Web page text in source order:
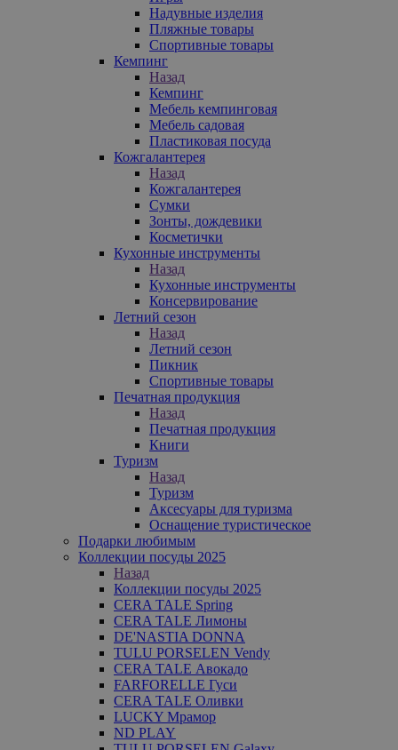
Надувные изделия
Пляжные товары
Спортивные товары
Кемпинг
Назад
Кемпинг
Мебель кемпинговая
Мебель садовая
Пластиковая посуда
Кожгалантерея
Назад
Кожгалантерея
Сумки
Зонты, дождевики
Косметички
Кухонные инструменты
Назад
Кухонные инструменты
Консервирование
Летний сезон
Назад
Летний сезон
Пикник
Спортивные товары
Печатная продукция
Назад
Печатная продукция
Книги
Туризм
Назад
Туризм
Аксесуары для туризма
Оснащение туристическое
Подарки любимым
Коллекции посуды 2025
Назад
Коллекции посуды 2025
CERA TALE Spring
CERA TALE Лимоны
DE'NASTIA DONNA
TULU PORSELEN Vendy
CERA TALE Авокадо
FARFORELLE Гуси
CERA TALE Оливки
LUCKY Мрамор
ND PLAY